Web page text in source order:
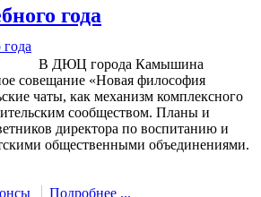
года
В ДЮЦ города Камышина
совещание «Новая философия
чаты, как механизм комплексного
сообществом. Планы и
директора по воспитанию и
общественными объединениями.
Подробнее ...